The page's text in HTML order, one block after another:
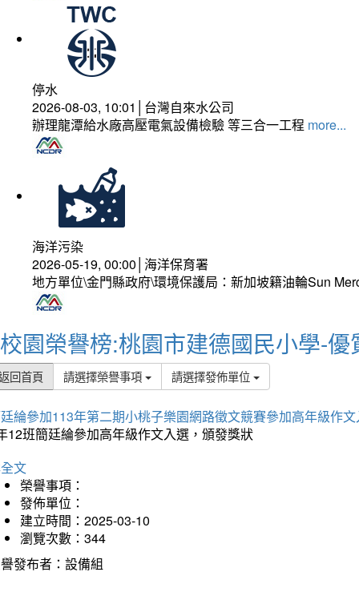
停水
2026-08-03, 10:01│台灣自來水公司
辦理龍潭給水廠高壓電氣設備檢驗 等三合一工程 more...
海洋污染
2026-05-19, 00:00│海洋保育署
地方單位\金門縣政府\環境保護局：新加坡籍油輪Sun
校園榮譽榜:桃園市建德國民小學-優
回首頁 請選擇榮譽事項 請選擇發佈單位
綸參加113年第二期小桃子樂園網路徵文競賽參加高年級作
12班簡廷綸參加高年級作文入選，頒發獎狀
文
榮譽事項：
發佈單位：
建立時間：2025-03-10
瀏覽次數：344
發布者：設備組